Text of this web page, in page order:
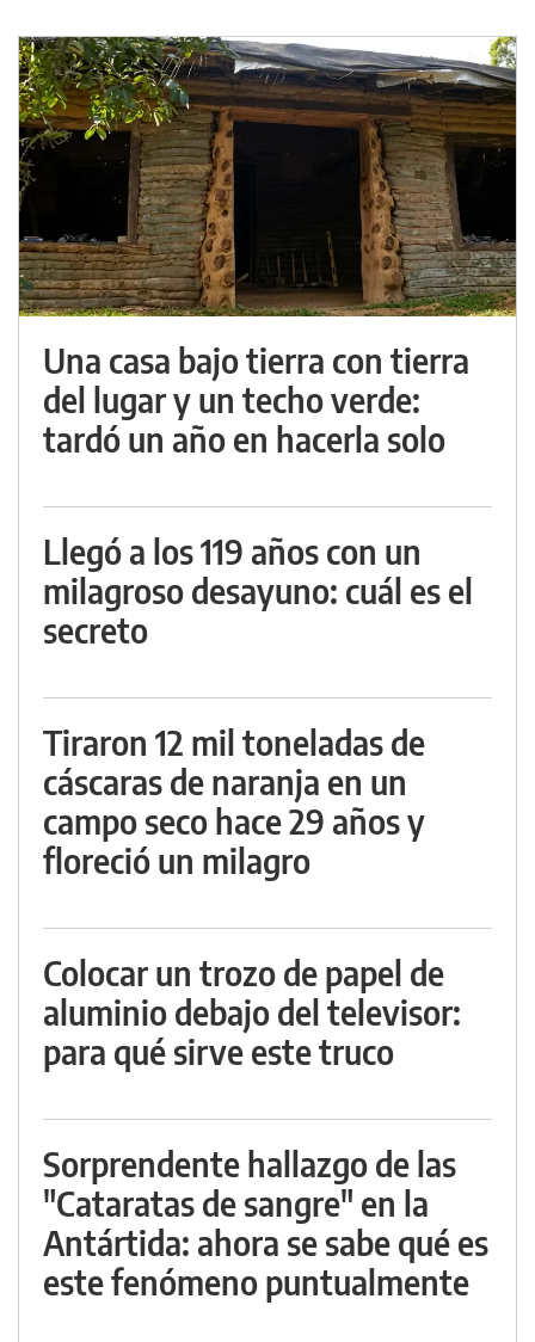
Una casa bajo tierra con tierra
del lugar y un techo verde:
tardó un año en hacerla solo
Llegó a los 119 años con un
milagroso desayuno: cuál es el
secreto
Tiraron 12 mil toneladas de
cáscaras de naranja en un
campo seco hace 29 años y
floreció un milagro
Colocar un trozo de papel de
aluminio debajo del televisor:
para qué sirve este truco
Sorprendente hallazgo de las
"Cataratas de sangre" en la
Antártida: ahora se sabe qué es
este fenómeno puntualmente